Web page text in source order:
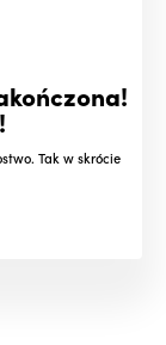
Tak w skrócie